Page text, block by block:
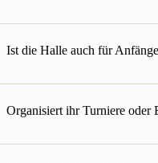
Ist die Halle auch für
Organisiert ihr Turniere oder